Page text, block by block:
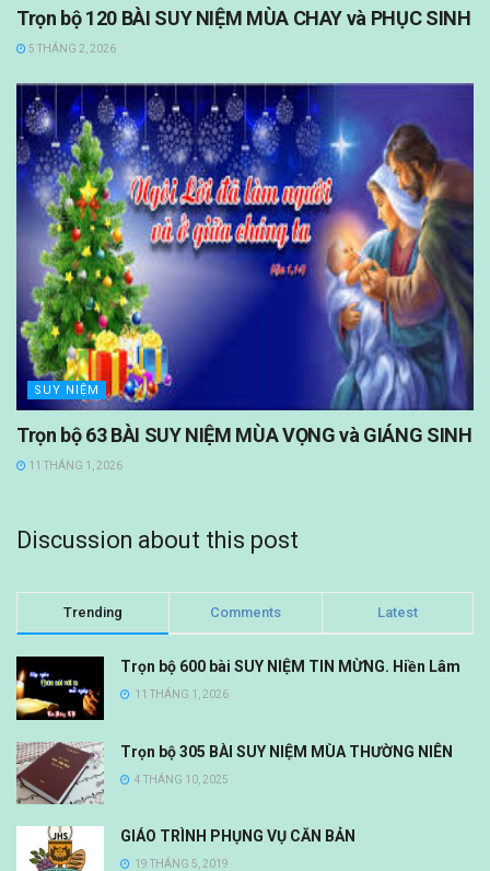
Trọn bộ 120 BÀI SUY NIỆM MÙA CHAY và PHỤC SINH
5 THÁNG 2, 2026
SUY NIỆM
Trọn bộ 63 BÀI SUY NIỆM MÙA VỌNG và GIÁNG SINH
11 THÁNG 1, 2026
Discussion about this post
Trending Comments Latest
Trọn bộ 600 bài SUY NIỆM TIN MỪNG. Hiền Lâm
11 THÁNG 1, 2026
Trọn bộ 305 BÀI SUY NIỆM MÙA THƯỜNG NIÊN
4 THÁNG 10, 2025
GIÁO TRÌNH PHỤNG VỤ CĂN BẢN
19 THÁNG 5, 2019